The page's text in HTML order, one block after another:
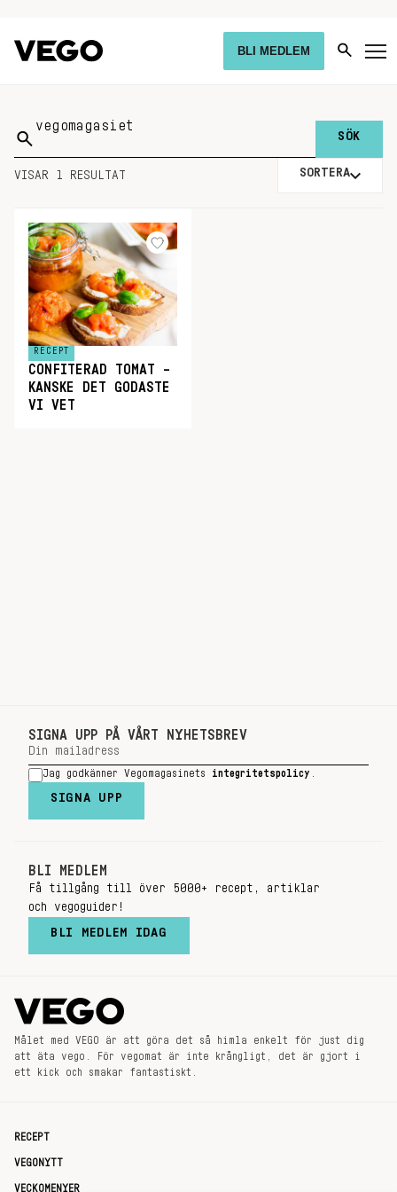
BLI MEDLEM
Sök
på:
VISAR 1 RESULTAT SORTERA
RECEPT
CONFITERAD TOMAT –
KANSKE DET GODASTE
VI VET
SIGNA UPP PÅ VÅRT NYHETSBREV
Jag godkänner Vegomagasinets integritetspolicy
SIGNA UPP
BLI MEDLEM
Få tillgång till över 5000+ recept, artiklar
och vegoguider!
BLI MEDLEM IDAG
Målet med VEGO är att göra det så himla enkelt för just dig
att äta vego. För vegomat är inte krångligt, det är gjort i
ett kick och smakar fantastiskt.
RECEPT
VEGONYTT
VECKOMENYER